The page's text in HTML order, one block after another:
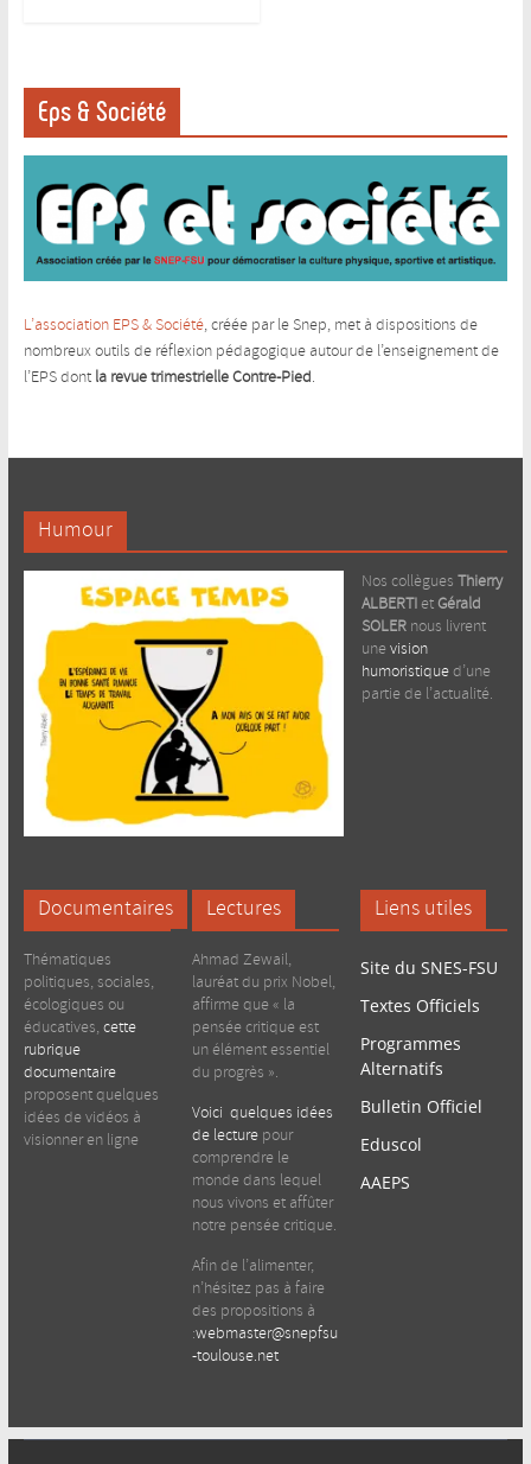
Eps & Société
L’association EPS & Société, créée par le Snep, met à dispositions de
nombreux outils de réflexion pédagogique autour de l’enseignement de
l’EPS dont la revue trimestrielle Contre-Pied.
Humour
Nos collègues Thierry
ALBERTIet Gérald
SOLER nous livrent
une vision
humoristiqued’une
partie de l’actualité.
Documentaires
Thématiques
politiques, sociales,
écologiques ou
éducatives, cette
rubrique
documentaire
proposent quelques
idées de vidéos à
visionner en ligne
Lectures
Ahmad Zewail,
lauréat du prix Nobel,
affirme que « la
pensée critique est
un élément essentiel
du progrès ».
Voici quelques idées
de lecture pour
comprendre le
monde dans lequel
nous vivons et affûter
notre pensée critique.
Afin de l’alimenter,
n’hésitez pas à faire
des propositions à
:webmaster@snepfsu
-toulouse.net
Liens utiles
Site du SNES-FSU
Textes Officiels
Programmes
Alternatifs
Bulletin Officiel
Eduscol
AAEPS